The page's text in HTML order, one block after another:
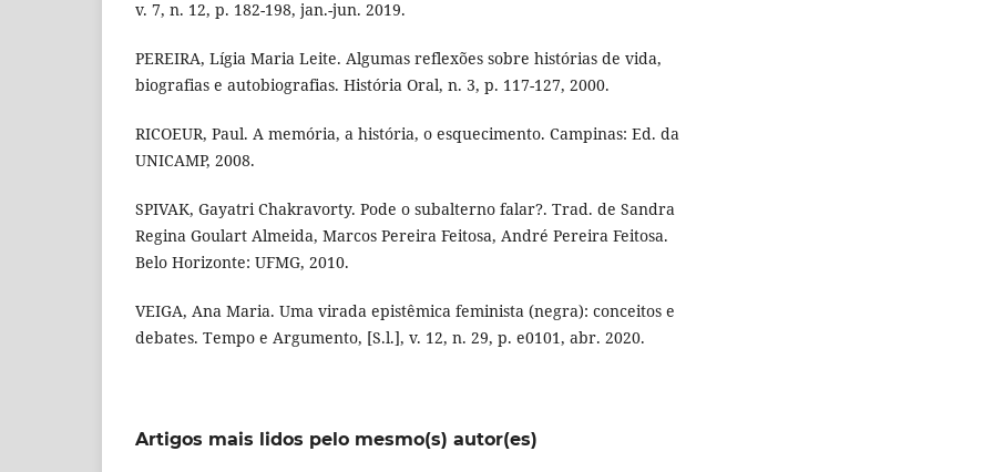
v. 7, n. 12, p. 182-198, jan.-jun. 2019.
PEREIRA, Lígia Maria Leite. Algumas reflexões sobre histórias de vida,
biografias e autobiografias. História Oral, n. 3, p. 117-127, 2000.
RICOEUR, Paul. A memória, a história, o esquecimento. Campinas: Ed. da
UNICAMP, 2008.
SPIVAK, Gayatri Chakravorty. Pode o subalterno falar?. Trad. de Sandra
Regina Goulart Almeida, Marcos Pereira Feitosa, André Pereira Feitosa.
Belo Horizonte: UFMG, 2010.
VEIGA, Ana Maria. Uma virada epistêmica feminista (negra): conceitos e
debates. Tempo e Argumento, [S.l.], v. 12, n. 29, p. e0101, abr. 2020.
Artigos mais lidos pelo mesmo(s) autor(es)